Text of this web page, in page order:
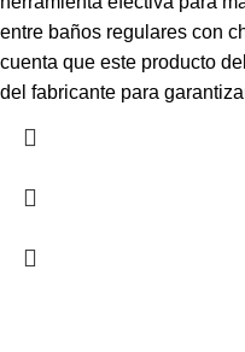
entre baños regulares con
cuenta que este producto
del fabricante para